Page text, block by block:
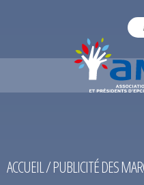
ACCUEIL/PUBLICITÉ DES